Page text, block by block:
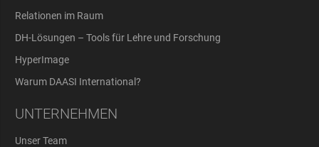
Relationen im Raum
DH-Lösungen – Tools für Lehre und Forschung
HyperImage
Warum DAASI International?
UNTERNEHMEN
Unser Team